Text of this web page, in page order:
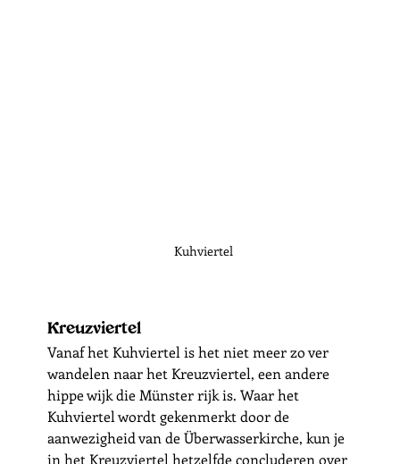
Kuhviertel
Kreuzviertel
Vanaf het Kuhviertel is het niet meer zo ver
wandelen naar het Kreuzviertel, een andere
hippe wijk die Münster rijk is. Waar het
Kuhviertel wordt gekenmerkt door de
aanwezigheid van de Überwasserkirche, kun je
in het Kreuzviertel hetzelfde concluderen over